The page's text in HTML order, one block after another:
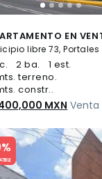
2 ba.
1 est.
terreno.
constr..
MXN Venta
of 5